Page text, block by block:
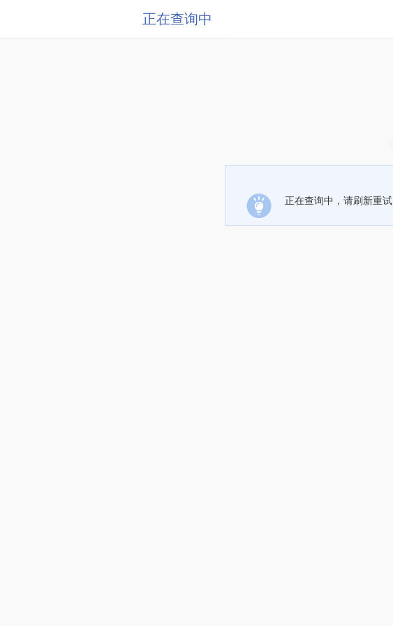
正在查询中
正在查询中，请刷新重试